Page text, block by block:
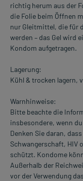
richtig herum aus der
die Folie beim Öffnen
nur Gleitmittel, die für
werden – das Gel wird
Kondom aufgetragen.
Lagerung:
Kühl & trocken lagern,
Warnhinweise:
Bitte beachte die
insbesondere, wenn
Denken Sie daran,
Schwangerschaft, HIV
schützt. Kondome
Außerhalb der
vor der Verwendung